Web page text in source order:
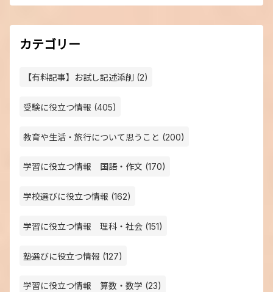
カテゴリー
【有料記事】お試し記述添削 (2)
受験に役立つ情報 (405)
教育や生活・旅行について思うこと (200)
学習に役立つ情報 国語・作文 (170)
学校選びに役立つ情報 (162)
学習に役立つ情報 理科・社会 (151)
塾選びに役立つ情報 (127)
学習に役立つ情報 算数・数学 (23)